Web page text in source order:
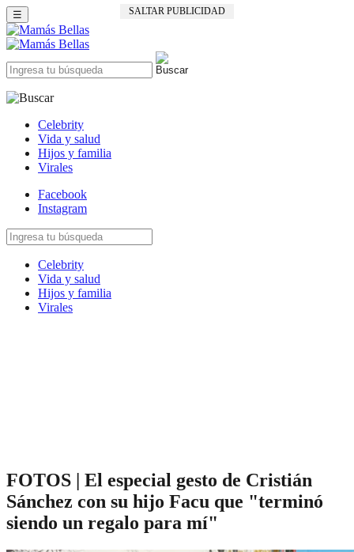
SALTAR PUBLICIDAD
☰
Celebrity
Vida y salud
Hijos y familia
Virales
Facebook
Instagram
Celebrity
Vida y salud
Hijos y familia
Virales
FOTOS | El especial gesto de Cristián
Sánchez con su hijo Facu que "terminó
siendo un regalo para mí"